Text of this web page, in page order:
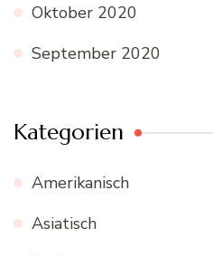
Oktober 2020
September 2020
Kategorien
Amerikanisch
Asiatisch